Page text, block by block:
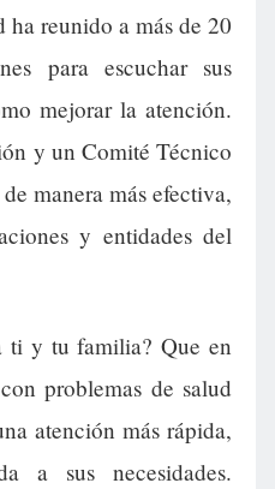
reunido a más de 20
para escuchar sus
mejorar la atención.
y un Comité Técnico
manera más efectiva,
y entidades del
ti y tu familia? Que en
problemas de salud
atención más rápida,
a sus necesidades.